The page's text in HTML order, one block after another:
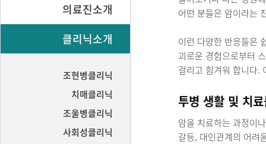
의료진소개
클리닉소개
조현병클리닉
치매클리닉
조울병클리닉
사회성클리닉
어떤 분들은 암이라는
이런 다양한 반응들은
괴로운 경험으로부터
걸리고 힘겨워 합니다.
투병 생활 및 치
암을 치료하는 과정이
갈등, 대인관계의 어려